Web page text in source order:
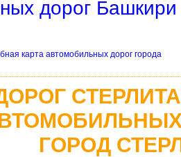
дорог
карта автомобильных дорог города
ГОРОД